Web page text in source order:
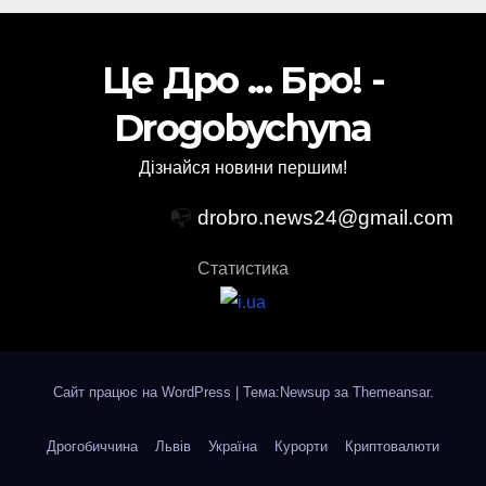
Це Дро ... Бро! -
Drogobychyna
Дізнайся новини першим!
📭 drobro.news24@gmail.com
Статистика
Сайт працює на WordPress Тема:Newsup за Themeansar.
Дрогобиччина Львів Україна Курорти Криптовалюти